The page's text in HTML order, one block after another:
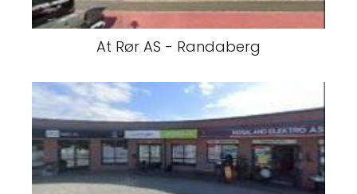
At Rør AS - Randaberg